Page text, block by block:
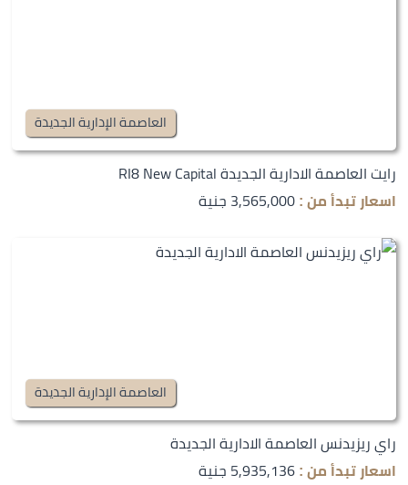
العاصمة الإدارية الجديدة
رايت العاصمة الادارية الجديدة RI8 New Capital
اسعار تبدأ من : 3,565,000 جنية
العاصمة الإدارية الجديدة
راي ريزيدنس العاصمة الادارية الجديدة
اسعار تبدأ من : 5,935,136 جنية